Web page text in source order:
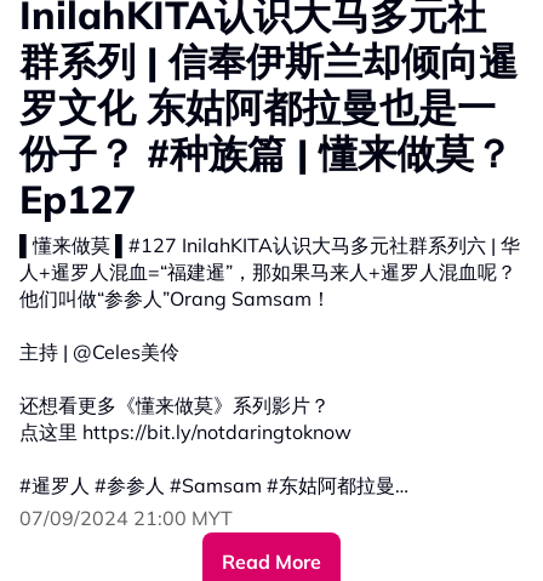
InilahKITA认识大马多元社
群系列 | 信奉伊斯兰却倾向暹
罗文化 东姑阿都拉曼也是一
份子？ #种族篇 | 懂来做莫？
Ep127
▌懂来做莫 ▌#127 InilahKITA认识大马多元社群系列六 | 华
人+暹罗人混血=“福建暹”，那如果马来人+暹罗人混血呢？
他们叫做“参参人”Orang Samsam！
主持 | @Celes美伶
还想看更多《懂来做莫》系列影片？
点这里 https://bit.ly/notdaringtoknow
#暹罗人 #参参人 #Samsam #东姑阿都拉曼
#InilahKITA #认识大马多元社群
#不懂没关系 #懂了也没用 #冷知识
#发射热点 #84hotspot #懂来做莫
07/09/2024 21:00 MYT
Read More